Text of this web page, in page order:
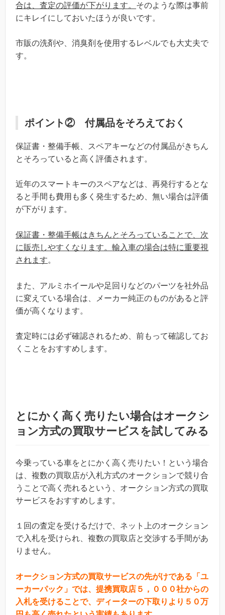
合は、査定の評価が下がります。 そのような際は事前
にキレイにしておいたほうが良いです。
市販の洗剤や、消臭剤を使用するレベルでも大丈夫で
す。
ポイント② 付属品をそろえておく
保証書・整備手帳、スペアキーなどの付属品がきちん
とそろっていると高く評価されます。
近年のスマートキーのスペアなどは、再発行するとな
ると手間も費用も多く発生するため、無い場合は評価
が下がります。
保証書・整備手帳はきちんとそろっていることで、次
に販売しやすくなります。輸入車の場合は特に重要視
されます。
また、アルミホイールや足回りなどのパーツを社外品
に変えている場合は、メーカー純正のものがあると評
価が高くなります。
査定時には必ず確認されるため、前もって確認してお
くことをおすすめします。
とにかく高く売りたい場合はオークシ
ョン方式の買取サービスを試してみる
今乗っている車をとにかく高く売りたい！という場合
は、複数の買取店が入札方式のオークションで競り合
うことで高く売れるという、オークション方式の買取
サービスをおすすめします。
１回の査定を受けるだけで、ネット上のオークション
で入札を受けられ、複数の買取店と交渉する手間があ
りません。
オークション方式の買取サービスの先がけである「ユ
ーカーパック」では、提携買取店５，０００社からの
入札を受けることで、ディーターの下取りより５０万